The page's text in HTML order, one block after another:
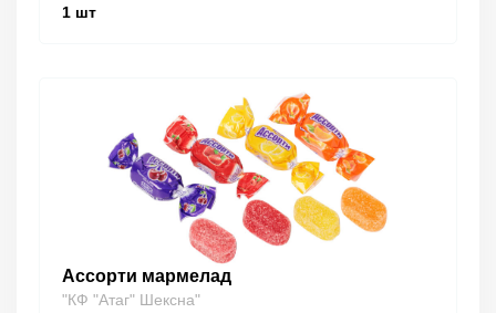
1 шт
Ассорти мармелад
"КФ "Атаг" Шексна"